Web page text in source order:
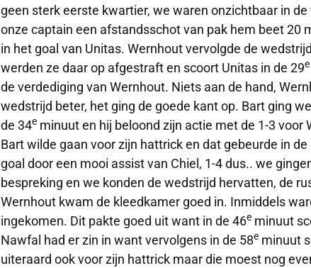
geen sterk eerste kwartier, we waren onzichtbaar in
onze captain een afstandsschot van pak hem beet 20
in het goal van Unitas. Wernhout vervolgde de
werden ze daar op afgestraft en scoort Unitas in de 29e
de verdediging van Wernhout. Niets aan de hand,
wedstrijd beter, het ging de goede kant op. Bart ging
de 34eminuut en hij beloond zijn actie met de 1-3 voor
Bart wilde gaan voor zijn hattrick en dat gebeurde in de
goal door een mooi assist van Chiel, 1-4 dus.. we
bespreking en we konden de wedstrijd hervatten, de
Wernhout kwam de kleedkamer goed in. Inmiddels
ingekomen. Dit pakte goed uit want in de 46eminuut
Nawfal had er zin in want vervolgens in de 58eminuut
uiteraard ook voor zijn hattrick maar die moest nog